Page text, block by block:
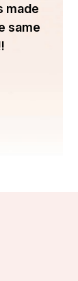
made
same